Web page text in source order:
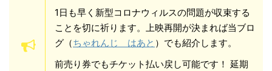
1日も早く新型コロナウィルスの問題が収束する
ことを切に祈ります。上映再開が決まれば当ブロ
グ（ちゃれんじ はあと ）でも紹介します。
前売り券でもチケット払い戻し可能です！ 延期